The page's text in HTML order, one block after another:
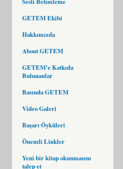
GETEM Ekibi
Hakkımızda
About GETEM
GETEM'e Katkıda
Bulunanlar
Basında GETEM
Video Galeri
Başarı Öyküleri
Önemli Linkler
Yeni bir kitap okunmasını
talep et